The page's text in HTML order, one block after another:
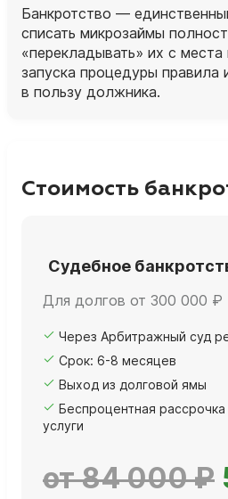
Банкротство —
списать микрозаймы
«перекладывать» их с
запуска процедуры правила
в пользу должника.
Стоимость
Судебное
Для долгов от 300 000 ₽
Через Арбитражный суд
Срок: 6-8 месяцев
Выход из долговой ямы
Беспроцентная
услуги
от 84 000 ₽